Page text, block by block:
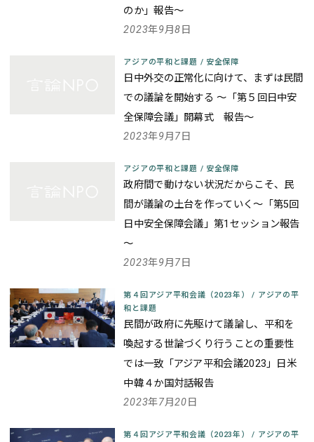
のか」報告～
2023年9月8日
アジアの平和と課題 / 安全保障
日中外交の正常化に向けて、まずは民間
での議論を開始する ～「第５回日中安
全保障会議」開幕式 報告～
2023年9月7日
アジアの平和と課題 / 安全保障
政府間で動けない状況だからこそ、民
間が議論の土台を作っていく～「第5回
日中安全保障会議」第1セッション報告
～
2023年9月7日
第４回アジア平和会議（2023年）/ アジアの平
和と課題
民間が政府に先駆けて議論し、平和を
喚起する世論づくり行うことの重要性
では一致 「アジア平和会議2023」日米
中韓４か国対話報告
2023年7月20日
第４回アジア平和会議（2023年）/ アジアの平